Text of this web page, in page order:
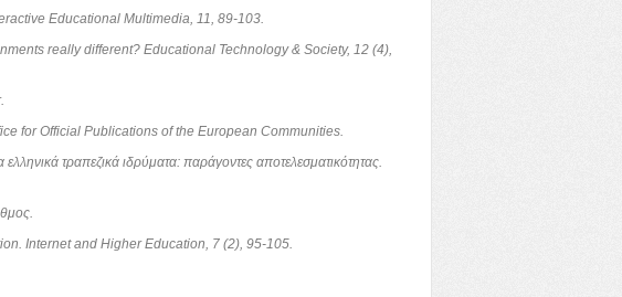
Educational Multimedia, 11, 89-103.
really different? Educational Technology & Society, 12 (4),
for Official Publications of the European Communities.
τραπεζικά ιδρύματα: παράγοντες αποτελεσματικότητας.
Internet and Higher Education, 7 (2), 95-105.